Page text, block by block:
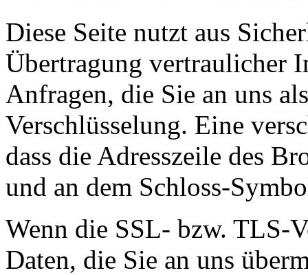
Diese Seite nutzt aus
Übertragung vertraulicher
Anfragen, die Sie an uns
Verschlüsselung. Eine
dass die Adresszeile des
und an dem Schloss-
Wenn die SSL- bzw. TLS-
Daten, die Sie an uns